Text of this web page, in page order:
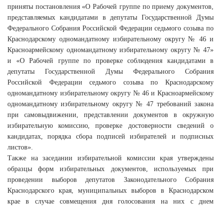
приняты постановления «О Рабочей группе по приему документов,
представляемых кандидатами в депутаты Государственной Думы
Федерального Собрания Российской Федерации седьмого созыва по
Краснодарскому одномандатному избирательному округу № 46 и
Красноармейскому одномандатному избирательному округу № 47»
и «О Рабочей группе по проверке соблюдения кандидатами в
депутаты Государственной Думы Федерального Собрания
Российской Федерации седьмого созыва по Краснодарскому
одномандатному избирательному округу № 46 и Красноармейскому
одномандатному избирательному округу № 47 требований закона
при самовыдвижении, представлении документов в окружную
избирательную комиссию, проверке достоверности сведений о
кандидатах, порядка сбора подписей избирателей и подписных
листов».
Также на заседании избирательной комиссии края утверждены
образцы форм избирательных документов, используемых при
проведении выборов депутатов Законодательного Собрания
Краснодарского края, муниципальных выборов в Краснодарском
крае в случае совмещения дня голосования на них с днем